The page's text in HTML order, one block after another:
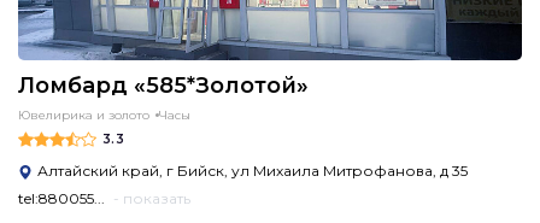
Ломбард «585*Золотой»
Ювелирика и золото Часы
3.3
Алтайский край, г Бийск, ул Михаила Митрофанова, д 35
tel:880055... - показать